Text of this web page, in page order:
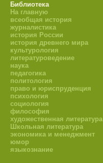
Библиотека
На главную
всеобщая история
журналистика
история России
история древнего мира
культурология
литературоведение
наука
педагогика
политология
право и юриспруденция
психология
социология
философия
художественная литература
Школьная литература
экономика и менеджмент
юмор
языкознание